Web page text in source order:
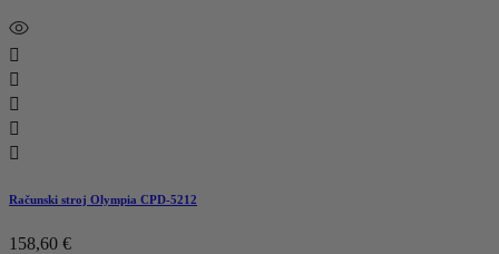





Računski stroj Olympia CPD-5212
158,60 €